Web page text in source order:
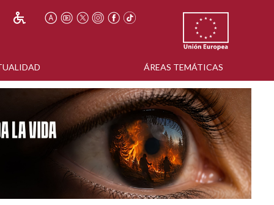
ÁREAS TEMÁTICAS